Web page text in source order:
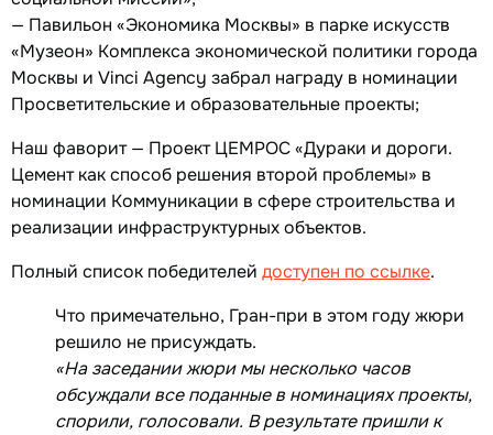
— Павильон «Экономика Москвы» в парке искусств
«Музеон» Комплекса экономической политики города
Москвы и Vinci Agency забрал награду в номинации
Просветительские и образовательные проекты;
Наш фаворит — Проект ЦЕМРОС «Дураки и дороги.
Цемент как способ решения второй проблемы» в
номинации Коммуникации в сфере строительства и
реализации инфраструктурных объектов.
Полный список победителей доступен по ссылке.
Что примечательно, Гран-при в этом году жюри
решило не присуждать.
«На заседании жюри мы несколько часов
обсуждали все поданные в номинациях проекты,
спорили, голосовали. В результате пришли к